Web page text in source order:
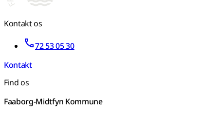
Kontakt os
72 53 05 30
Kontakt
Find os
Faaborg-Midtfyn Kommune